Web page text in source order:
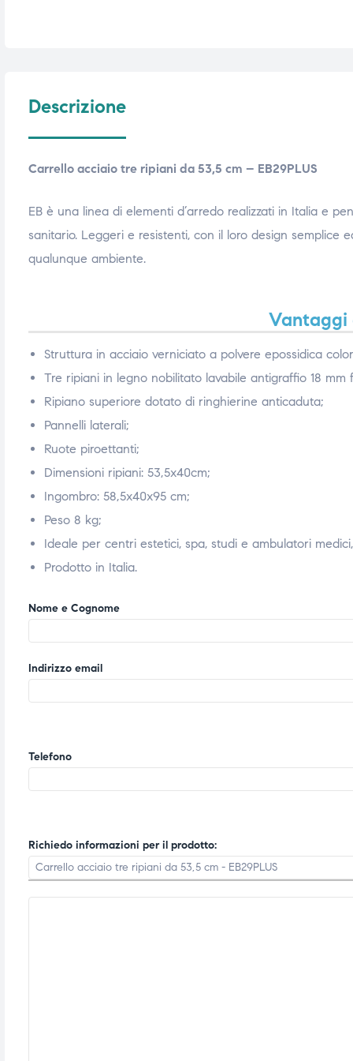
Descrizione
Carrello acciaio tre ripiani da 53,5 cm – EB29PLUS
EB è una linea di elementi d’arredo realizzati in Italia e
sanitario. Leggeri e resistenti, con il loro design
qualunque ambiente.
Vantaggi
Struttura in acciaio verniciato a polvere epossidica
Tre ripiani in legno nobilitato lavabile antigraffio 18
Ripiano superiore dotato di ringhierine anticaduta;
Pannelli laterali;
Ruote piroettanti;
Dimensioni ripiani: 53,5x40cm;
Ingombro: 58,5x40x95 cm;
Peso 8 kg;
Ideale per centri estetici, spa, studi e ambulatori
Prodotto in Italia.
Nome e Cognome
Indirizzo email
Telefono
Richiedo informazioni per il prodotto: